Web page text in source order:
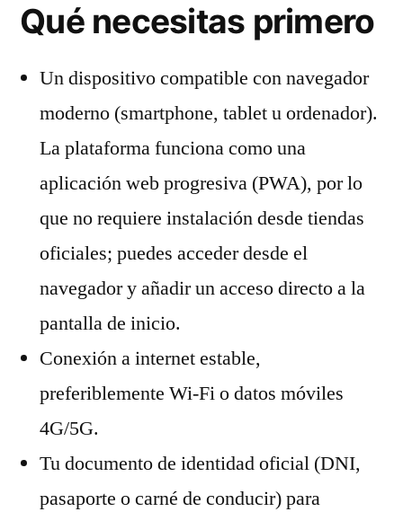
Qué necesitas primero
Un dispositivo compatible con navegador
moderno (smartphone, tablet u ordenador).
La plataforma funciona como una
aplicación web progresiva (PWA), por lo
que no requiere instalación desde tiendas
oficiales; puedes acceder desde el
navegador y añadir un acceso directo a la
pantalla de inicio.
Conexión a internet estable,
preferiblemente Wi‑Fi o datos móviles
4G/5G.
Tu documento de identidad oficial (DNI,
pasaporte o carné de conducir) para